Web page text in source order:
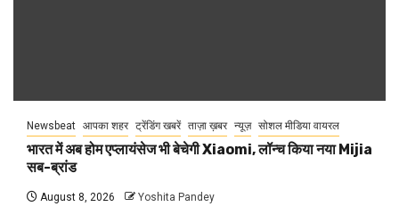
Newsbeat आपका शहर ट्रेंडिंग खबरें ताज़ा ख़बर न्यूज़ सोशल मीडिया वायरल
भारत में अब होम एप्लायंसेज भी बेचेगी Xiaomi, लॉन्च किया नया Mijia
सब-ब्रांड
August 8, 2026 Yoshita Pandey